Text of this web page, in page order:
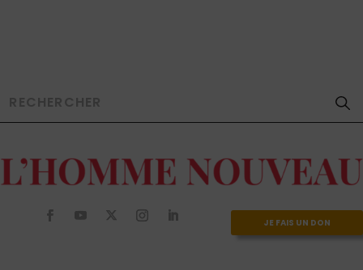
JE FAIS UN DON